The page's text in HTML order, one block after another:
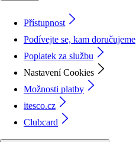
Přístupnost
Podívejte se, kam doručujeme
Poplatek za službu
Nastavení Cookies
Možnosti platby
itesco.cz
Clubcard